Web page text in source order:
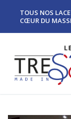
TOUS NOS
CŒUR DU